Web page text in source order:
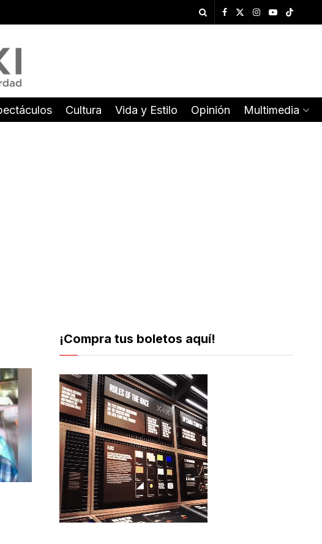
Cultura Vida y Estilo Opinión Multimedia
¡Compra tus boletos aquí!